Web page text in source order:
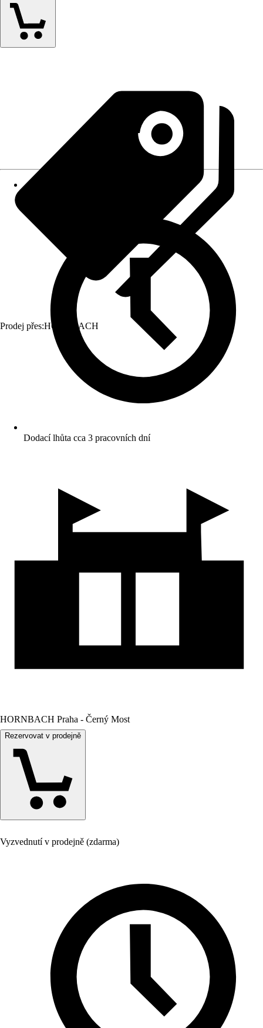
Prodej přes:HORNBACH
Dodací lhůta cca 3 pracovních dní
HORNBACH Praha - Černý Most
Rezervovat v prodejně
Vyzvednutí v prodejně (zdarma)